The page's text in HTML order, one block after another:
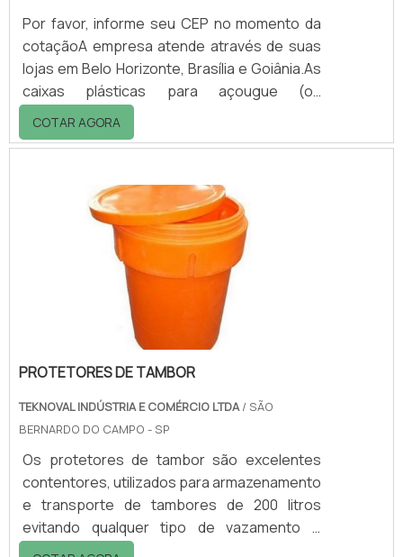
Por favor, informe seu CEP no momento da
cotaçãoA empresa atende através de suas
lojas em Belo Horizonte, Brasília e Goiânia.As
caixas plásticas para açougue (ou
frigorífico) são caixas fechadas (não
vazada), destinadas ao armazenamento e
peixes, que, para se manterem conservadas,
necessitam de baixas temperaturas,
geralmente abaixo de 0ºC.O plástico comum
não resiste a tais condições, por isso, a
matéria-prima utilizada nas caixas para
açougue são em pol.
COTAR AGORA
PROTETORES DE TAMBOR
TEKNOVAL INDÚSTRIA E COMÉRCIO LTDA/ SÃO
BERNARDO DO CAMPO - SP
Os protetores de tambor são excelentes
contentores, utilizados para armazenamento
e transporte de tambores de 200 litros
evitando qualquer tipo de vazamento e
reduzindo os riscos de acidentes